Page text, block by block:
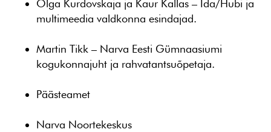
Olga Kurdovskaja ja Kaur Kallas – Ida/Hubi ja
multimeedia valdkonna esindajad.
Martin Tikk – Narva Eesti Gümnaasiumi
kogukonnajuht ja rahvatantsuõpetaja.
Päästeamet
Narva Noortekeskus